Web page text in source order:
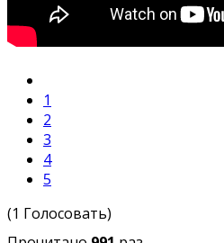
1
2
3
4
5
(1 Голосовать)